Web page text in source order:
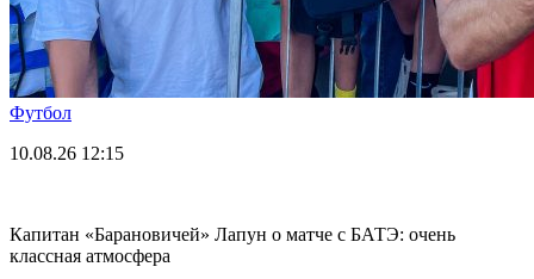
Футбол
10.08.26 12:15
Капитан «Барановичей» Лапун о матче с БАТЭ: очень
классная атмосфера